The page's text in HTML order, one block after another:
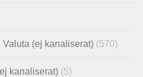
(ej kanaliserat) (570)
kanaliserat) (5)